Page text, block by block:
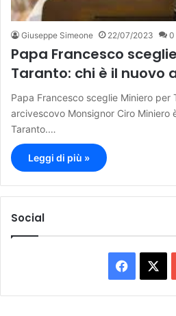
Giuseppe Simeone 22/07/2023 0
Papa Francesco
Taranto: chi è il nuovo
Papa Francesco sceglie Miniero per
arcivescovo Monsignor Ciro Miniero
Taranto.…
Leggi di più »
Social
a